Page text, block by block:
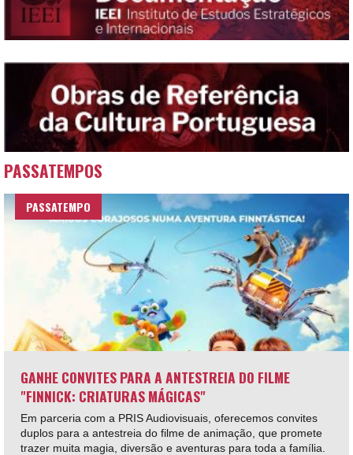
PASSATEMPOS
PASSATEMPO
GANHE CONVITES PARA A ANTESTREIA DO FILME
"FINNICK: CRIATURAS MÁGICAS"
Em parceria com a PRIS Audiovisuais, oferecemos convites
duplos para a antestreia do filme de animação, que promete
trazer muita magia, diversão e aventuras para toda a família.